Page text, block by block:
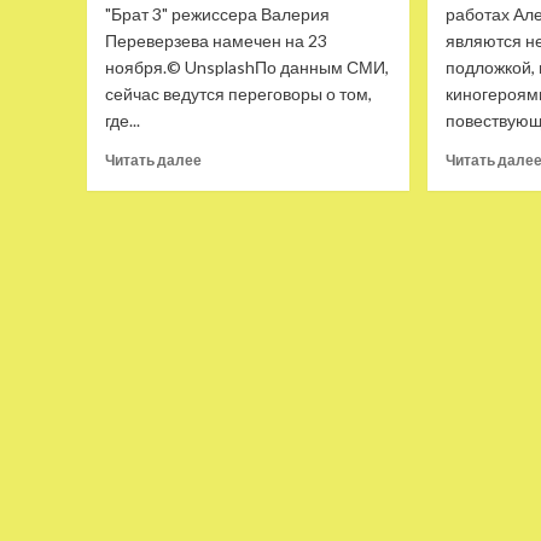
"Брат 3" режиссера Валерия
Переверзева намечен на 23
ноября.© UnsplashПо данным СМИ,
сейчас ведутся переговоры о том,
где...
Читать далееПрочитать
работах
являются
Читать далее